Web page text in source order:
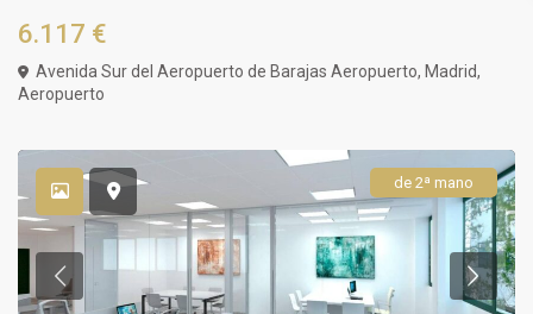
6.117 €
Avenida Sur del Aeropuerto de Barajas Aeropuerto, Madrid,
Aeropuerto
de 2ª mano